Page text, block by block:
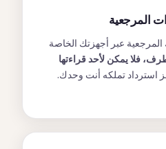
المرجعية
عبر أجهزتك الخاصة
فلا يمكن لأحد قراءتها
استرداد تملكه أنت وحدك.